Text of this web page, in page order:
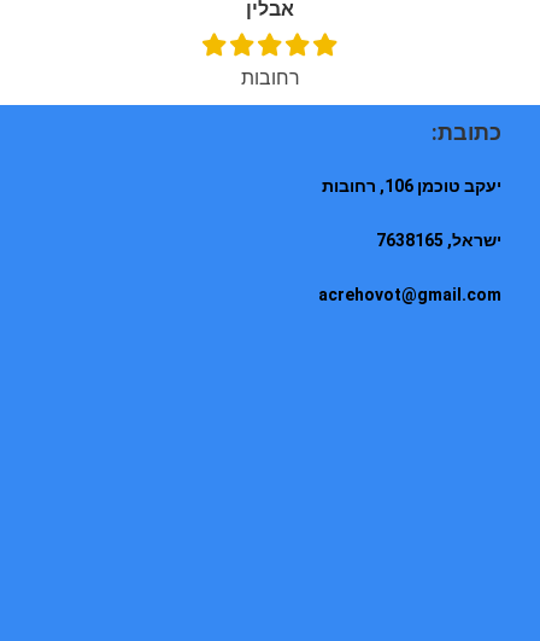
אבלין
רחובות
כתובת:
יעקב טוכמן 106, רחובות
ישראל, 7638165
acrehovot@gmail.com